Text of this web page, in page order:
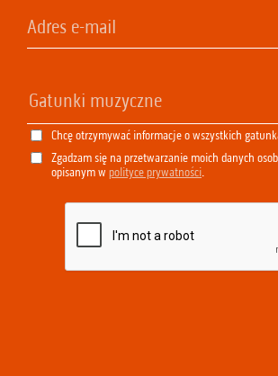
Chcę otrzymywać informacje o wszystkich
Zgadzam się na przetwarzanie moich danych
opisanym w polityce prywatności.